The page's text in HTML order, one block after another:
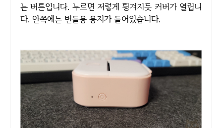
는 버튼입니다. 누르면 저렇게 튕겨지듯 커버가 열립니
다. 안쪽에는 번들용 용지가 들어있습니다.